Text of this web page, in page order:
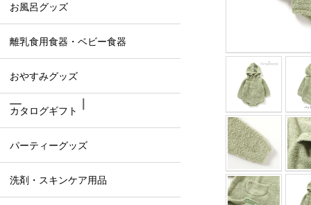
お風呂グッズ
離乳食用食器・ベビー食器
おやすみグッズ
カタログギフト
パーティーグッズ
洗剤・スキンケア用品